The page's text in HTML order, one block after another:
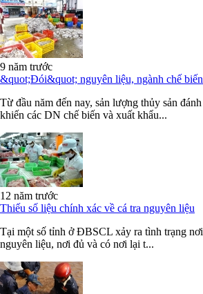
9 năm trước
&quot;Đói&quot; nguyên liệu, ngành chế
Từ đầu năm đến nay, sản lượng thủy sản
khiến các DN chế biến và xuất khẩu...
12 năm trước
Thiếu số liệu chính xác về cá tra nguyên liệu
Tại một số tỉnh ở ĐBSCL xảy ra tình trạng
nguyên liệu, nơi đủ và có nơi lại t...